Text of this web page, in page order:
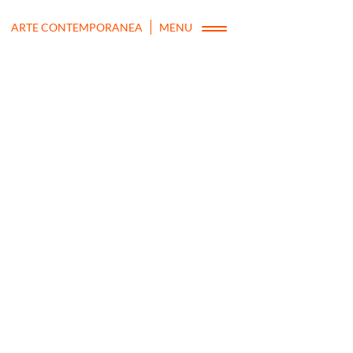
ARTE CONTEMPORANEA MENU